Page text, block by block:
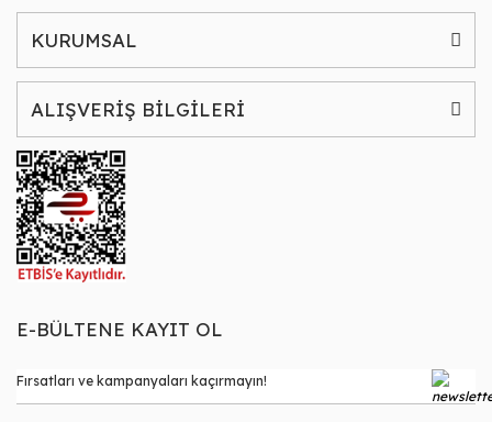
KURUMSAL
ALIŞVERİŞ BİLGİLERİ
E-BÜLTENE KAYIT OL